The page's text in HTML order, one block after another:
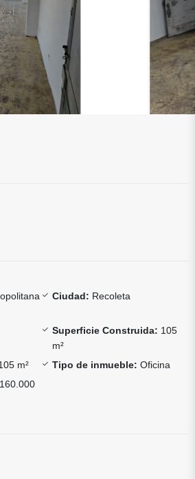
Ciudad: Recoleta
Superficie Construida: 105
m²
m² Tipo de inmueble: Oficina